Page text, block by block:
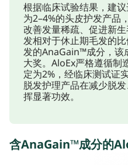
根据临床试验结果，建
为2–4%的头皮护发产品
改善发量稀疏、促进新
发相对于休止期毛发的
发的AnaGain™成分，该
大奖。AloEx严格遵循制
定为2%，经临床测试证
脱发护理产品在减少脱
挥显著功效。
含AnaGain™成分的